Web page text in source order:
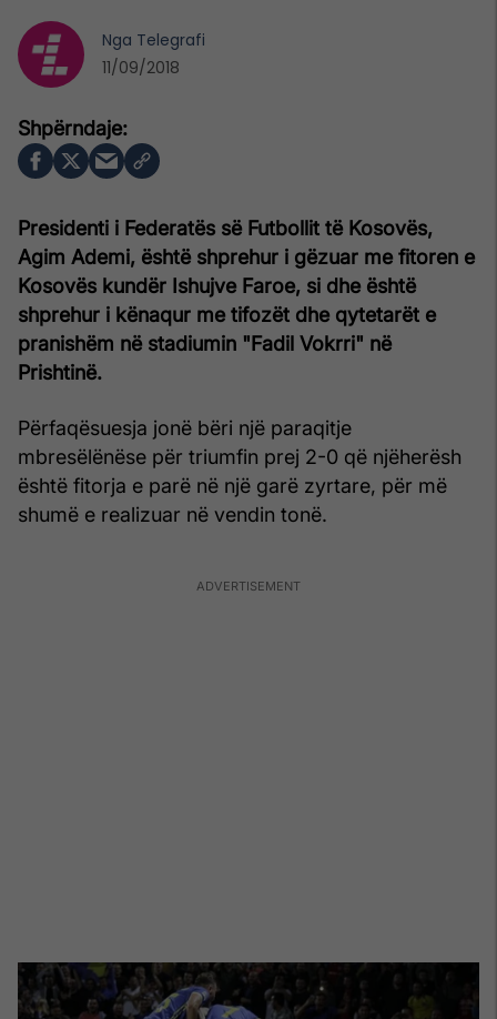
Presidenti i Federatës së Futbollit të Kosovës,
Agim Ademi, është shprehur i gëzuar me fitoren e
Kosovës kundër Ishujve Faroe, si dhe është
shprehur i kënaqur me tifozët dhe qytetarët e
pranishëm në stadiumin "Fadil Vokrri" në
Prishtinë.
Përfaqësuesja jonë bëri një paraqitje
mbresëlënëse për triumfin prej 2-0 që njëherësh
është fitorja e parë në një garë zyrtare, për më
shumë e realizuar në vendin tonë.
Nga Telegrafi
11/09/2018